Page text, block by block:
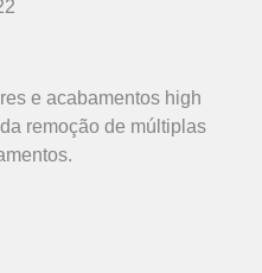
e acabamentos high
remoção de múltiplas